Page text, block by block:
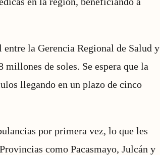
la Gerencia Regional de Salud y
de soles. Se espera que la
llegando en un plazo de cinco
por primera vez, lo que les
como Pacasmayo, Julcán y